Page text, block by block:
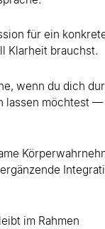
für ein
Klarheit brauchst.
wenn du dich
lassen möchtest
im Rahmen